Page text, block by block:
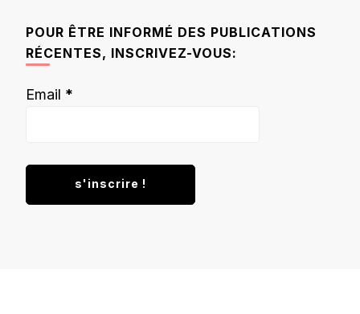
POUR ÊTRE INFORMÉ DES PUBLICATIONS
RÉCENTES, INSCRIVEZ-VOUS:
Email *